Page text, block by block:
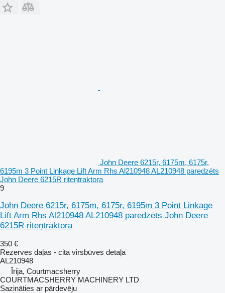
John Deere 6215r, 6175m, 6175r,
6195m 3 Point Linkage Lift Arm Rhs Al210948 AL210948 paredzēts
John Deere 6215R riteņtraktora
9
John Deere 6215r, 6175m, 6175r, 6195m 3 Point Linkage
Lift Arm Rhs Al210948 AL210948 paredzēts John Deere
6215R riteņtraktora
350 €
Rezerves daļas - cita virsbūves detaļa
AL210948
Īrija, Courtmacsherry
COURTMACSHERRY MACHINERY LTD
Sazināties ar pārdevēju